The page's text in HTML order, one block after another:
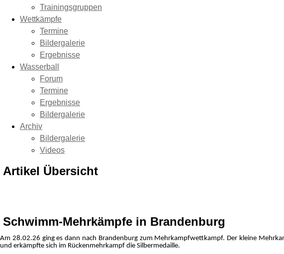
Trainingsgruppen
Wettkämpfe
Termine
Bildergalerie
Ergebnisse
Wasserball
Forum
Termine
Ergebnisse
Bildergalerie
Archiv
Bildergalerie
Videos
Artikel Übersicht
Schwimm-Mehrkämpfe in Brandenburg
Am 28.02.26 ging es dann nach Brandenburg zum Mehrkampfwettkampf. Der kleine
und erkämpfte sich im Rückenmehrkampf die Silbermedaille.